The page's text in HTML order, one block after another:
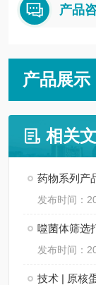
产品
产品展示
相关
药物系列
发布时间：
噬菌体筛选
发布时间：
技术 | 原核